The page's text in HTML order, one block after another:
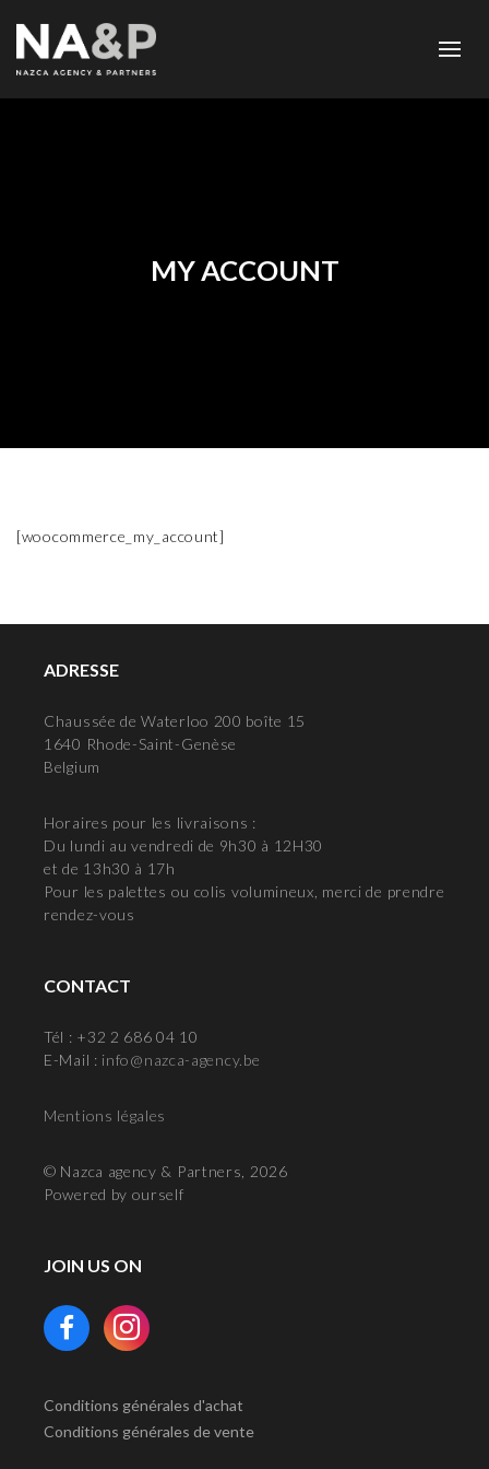
MY ACCOUNT
[woocommerce_my_account]
ADRESSE
Chaussée de Waterloo 200 boîte 15
1640 Rhode-Saint-Genèse
Belgium
Horaires pour les livraisons :
Du lundi au vendredi de 9h30 à 12H30
et de 13h30 à 17h
Pour les palettes ou colis volumineux, merci de prendre
rendez-vous
CONTACT
Tél : +32 2 686 04 10
E-Mail : info@nazca-agency.be
Mentions légales
© Nazca agency & Partners, 2026
Powered by ourself
JOIN US ON
Conditions générales d'achat
Conditions générales de vente